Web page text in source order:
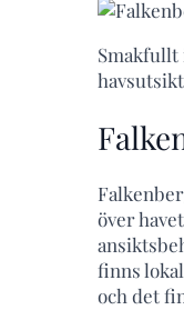
över
finns
och det